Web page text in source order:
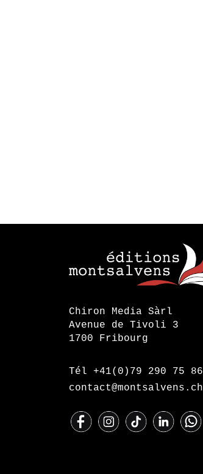
Chiron Media Sàrl
Avenue de Tivoli 3
1700 Fribourg
Tél +41(0)79 290 75 86
contact@montsalvens.ch